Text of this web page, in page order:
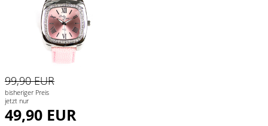
99,90 EUR
bisheriger Preis
jetzt nur
49,90 EUR